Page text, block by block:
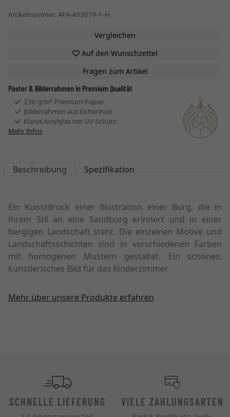
Artikelnummer: AFA-403079-1-H
Vergleichen
Auf den Wunschzettel
Fragen zum Artikel
Poster & Bilderrahmen in Premium Qualität
230 g/m² Premium-Papier
Bilderrahmen aus Eichenholz
Klares Acrylglas mit UV-Schutz
Mehr Infos
Beschreibung Spezifikation
Ein Kunstdruck einer Illustration einer Burg, die in
ihrem Stil an eine Sandburg erinnert und in einer
bergigen Landschaft steht. Die einzelnen Motive und
Landschaftsschichten sind in verschiedenen Farben
mit homogenen Mustern gestaltet. Ein schönes,
künstlerisches Bild für das Kinderzimmer.
Mehr über unsere Produkte erfahren
SCHNELLE LIEFERUNG VIELE ZAHLUNGSARTEN